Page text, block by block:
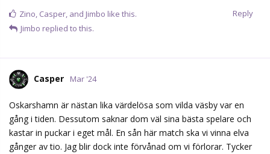
Reply
Zino, Casper, and Jimbo like this.
Jimbo replied to this.
Casper Mar '24
Oskarshamn är nästan lika värdelösa som vilda väsby var en
gång i tiden. Dessutom saknar dom väl sina bästa spelare och
kastar in puckar i eget mål. En sån här match ska vi vinna elva
gånger av tio. Jag blir dock inte förvånad om vi förlorar. Tycker